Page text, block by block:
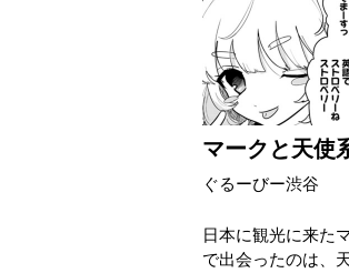
マークと天使
ぐるーびー渋谷
日本に観光に来た
で出会ったのは、